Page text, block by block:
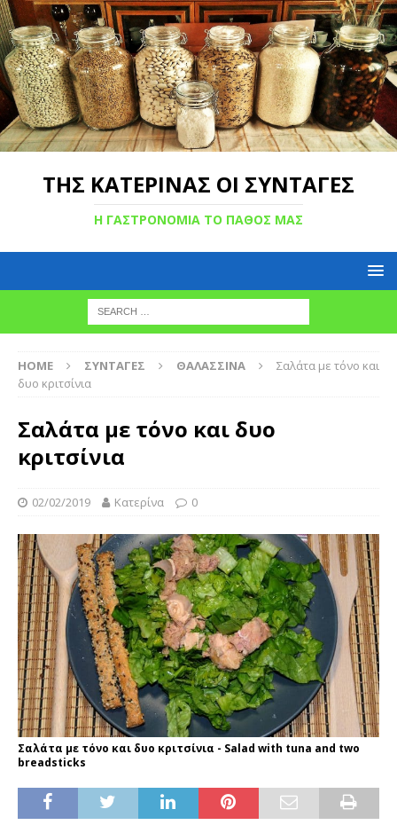
ΤΗΣ ΚΑΤΕΡΙΝΑΣ ΟΙ ΣΥΝΤΑΓΕΣ
Η ΓΑΣΤΡΟΝΟΜΙΑ ΤΟ ΠΑΘΟΣ ΜΑΣ
HOME ΣΥΝΤΑΓΕΣ ΘΑΛΑΣΣΙΝΑ
Σαλάτα με τόνο και
δυο κριτσίνια
Σαλάτα με τόνο και δυο
κριτσίνια
02/02/2019 Κατερίνα 0
Σαλάτα με τόνο και δυο κριτσίνια - Salad with tuna and two
breadsticks